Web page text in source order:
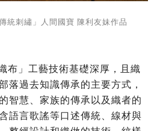
統刺繡」人間國寶 陳利友妹作品
布」工藝技術基礎深厚，且織
落過去知識傳承的主要方式，
智慧、家族的傳承以及織者的
語言歌謠等口述傳統、線材與